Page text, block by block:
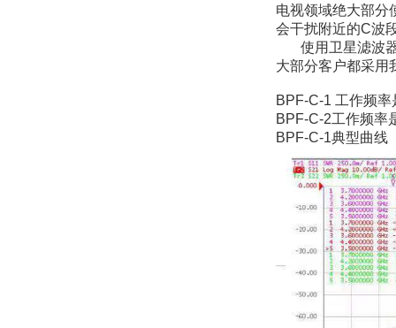
电视领域绝大部分
会干扰附近的C波
使用卫星滤波器
大部分客户都采用
BPF-C-1 工作频
BPF-C-2工作频率
BPF-C-1典型曲线